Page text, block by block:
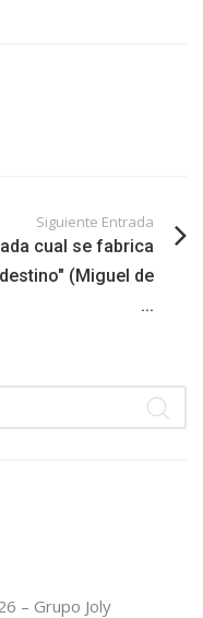
Siguiente Entrada
cual se fabrica
(Miguel de
...
– Grupo Joly